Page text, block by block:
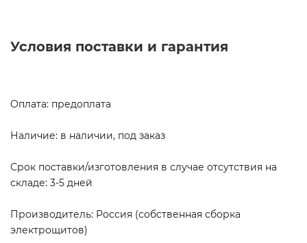
Условия поставки и гарантия
Оплата: предоплата
Наличие: в наличии, под заказ
Срок поставки/изготовления в случае отсутствия на
складе: 3-5 дней
Производитель: Россия (собственная сборка
электрощитов)